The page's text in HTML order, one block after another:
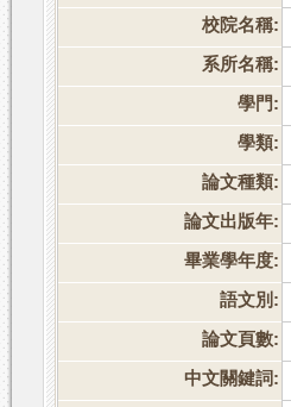
校院名稱:
系所名稱:
學門:
學類:
論文種類:
論文出版年:
畢業學年度:
語文別:
論文頁數:
中文關鍵詞: